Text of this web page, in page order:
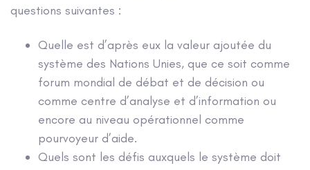
questions suivantes :
Quelle est d’après eux la valeur ajoutée du
système des Nations Unies, que ce soit comme
forum mondial de débat et de décision ou
comme centre d’analyse et d’information ou
encore au niveau opérationnel comme
pourvoyeur d’aide.
Quels sont les défis auxquels le système doit